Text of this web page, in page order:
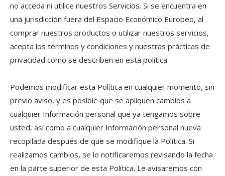
no acceda ni utilice nuestros Servicios. Si se encuentra en
una jurisdicción fuera del Espacio Económico Europeo, al
comprar nuestros productos o utilizar nuestros servicios,
acepta los términos y condiciones y nuestras prácticas de
privacidad como se describen en esta política.
Podemos modificar esta Política en cualquier momento, sin
previo aviso, y es posible que se apliquen cambios a
cualquier Información personal que ya tengamos sobre
usted, así como a cualquier Información personal nueva
recopilada después de que se modifique la Política. Si
realizamos cambios, se lo notificaremos revisando la fecha
en la parte superior de esta Política. Le avisaremos con